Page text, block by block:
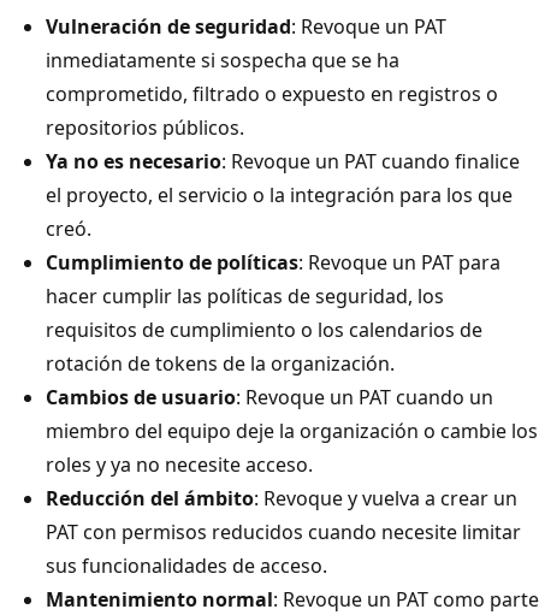
Vulneración de seguridad: Revoque un PAT
inmediatamente si sospecha que se ha
comprometido, filtrado o expuesto en registros o
repositorios públicos.
Ya no es necesario: Revoque un PAT cuando finalice
el proyecto, el servicio o la integración para los que
creó.
Cumplimiento de políticas: Revoque un PAT para
hacer cumplir las políticas de seguridad, los
requisitos de cumplimiento o los calendarios de
rotación de tokens de la organización.
Cambios de usuario: Revoque un PAT cuando un
miembro del equipo deje la organización o cambie los
roles y ya no necesite acceso.
Reducción del ámbito: Revoque y vuelva a crear un
PAT con permisos reducidos cuando necesite limitar
sus funcionalidades de acceso.
Mantenimiento normal: Revoque un PAT como parte